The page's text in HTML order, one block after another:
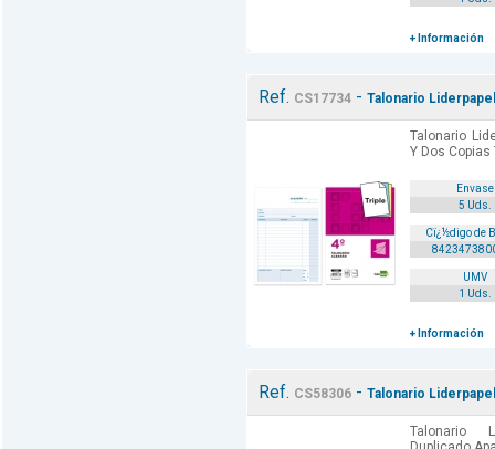
+ Información
Ref. CS17734- Talonario
Talonario
Y Dos Copias
Envase
5 Uds.
Cï¿½digo de
UMV
1 Uds.
+ Información
Ref. CS58306- Talonario
Talonario